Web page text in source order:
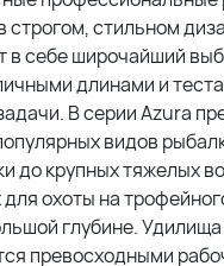
строгом, стильном
в себе широчайший
длинами и
В серии Azura
видов
до крупных тяжелых
охоты на
глубине. Удилища
превосходными